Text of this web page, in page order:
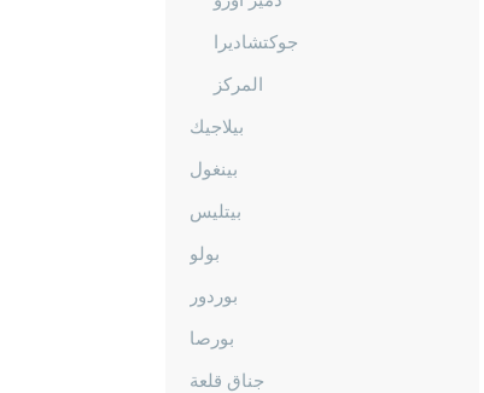
جوكتشاديرا
المركز
بيلاجيك
بينغول
بيتليس
بولو
بوردور
بورصا
جناق قلعة